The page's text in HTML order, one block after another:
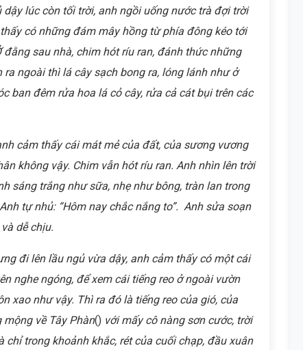
lúc còn tối trời, anh ngồi uống nước trà đợi trời
có những đám mây hồng từ phía đông kéo tới
sau nhà, chim hót ríu ran, đánh thức những
ngoài thì lá cây sạch bong ra, lóng lánh như ở
ban đêm rửa hoa lá cỏ cây, rửa cả cát bụi trên các
cảm thấy cái mát mẻ của đất, của sương vương
không vậy. Chim vẫn hót ríu ran. Anh nhìn lên trời
sáng trắng như sữa, nhẹ như bông, tràn lan trong
tự nhủ: “Hôm nay chắc nắng to”. Anh sửa soạn
dễ chịu.
đi lên lầu ngủ vừa dậy, anh cảm thấy có một cái
nghe ngóng, để xem cái tiếng reo ở ngoài vườn
xao như vậy. Thì ra đó là tiếng reo của gió, của
về Tây Phàn() với mấy cô nàng sơn cước, trời
trong khoảnh khắc, rét của cuối chạp, đầu xuân